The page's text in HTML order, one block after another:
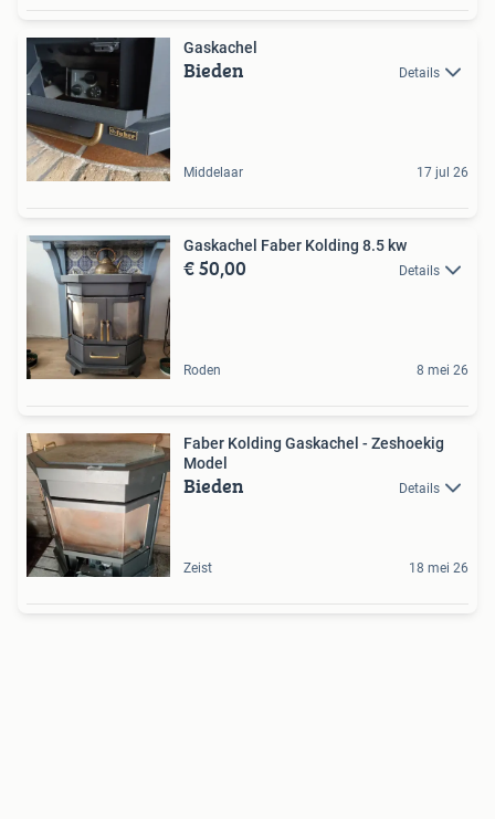
Gaskachel
Bieden Details
Middelaar 17 jul 26
Gaskachel Faber Kolding 8.5 kw
€ 50,00 Details
Roden 8 mei 26
Faber Kolding Gaskachel - Zeshoekig
Model
Bieden Details
Zeist 18 mei 26